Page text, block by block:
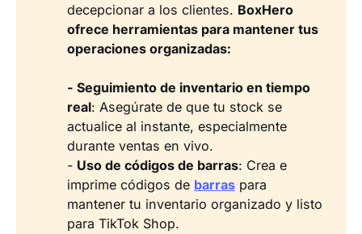
decepcionar a los clientes. BoxHero
ofrece herramientas para mantener tus
operaciones organizadas:
- Seguimiento de inventario en tiempo
real: Asegúrate de que tu stock se
actualice al instante, especialmente
durante ventas en vivo.
- Uso de códigos de barras: Crea e
imprime códigos de barraspara
mantener tu inventario organizado y listo
para TikTok Shop.